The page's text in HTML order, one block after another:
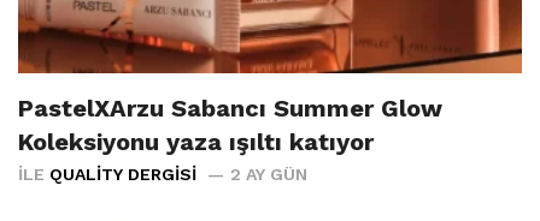
PastelXArzu Sabancı Summer Glow
Koleksiyonu yaza ışıltı katıyor
İLE QUALITY DERGISI 2 AY GÜN